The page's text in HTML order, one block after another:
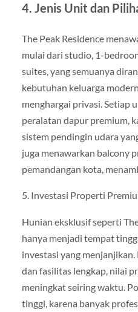
4. Jenis Unit dan
The Peak Residence
mulai dari studio, 1-
suites, yang semuanya
kebutuhan keluarga
menghargai privasi. Setiap
peralatan dapur premium,
sistem pendingin udara
juga menawarkan balcony
pemandangan kota,
5. Investasi Properti
Hunian eksklusif seperti
hanya menjadi tempat
investasi yang
dan fasilitas lengkap, nilai
meningkat seiring waktu.
tinggi, karena banyak